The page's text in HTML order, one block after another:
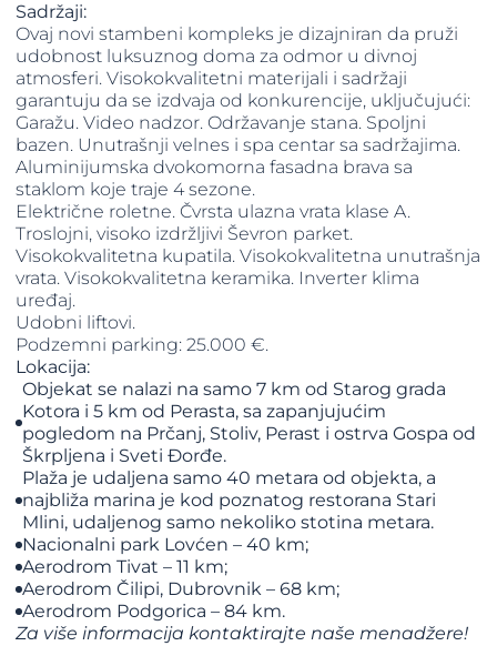
Sadržaji:
Ovaj novi stambeni kompleks je dizajniran da pruži
udobnost luksuznog doma za odmor u divnoj
atmosferi. Visokokvalitetni materijali i sadržaji
garantuju da se izdvaja od konkurencije, uključujući:
Garažu. Video nadzor. Održavanje stana. Spoljni
bazen. Unutrašnji velnes i spa centar sa sadržajima.
Aluminijumska dvokomorna fasadna brava sa
staklom koje traje 4 sezone.
Električne roletne. Čvrsta ulazna vrata klase A.
Troslojni, visoko izdržljivi Ševron parket.
Visokokvalitetna kupatila. Visokokvalitetna unutrašnja
vrata. Visokokvalitetna keramika. Inverter klima
uređaj.
Udobni liftovi.
Podzemni parking: 25.000 €.
Lokacija:
Objekat se nalazi na samo 7 km od Starog grada
Kotora i 5 km od Perasta, sa zapanjujućim
pogledom na Prčanj, Stoliv, Perast i ostrva Gospa od
Škrpljena i Sveti Đorđe.
Plaža je udaljena samo 40 metara od objekta, a
najbliža marina je kod poznatog restorana Stari
Mlini, udaljenog samo nekoliko stotina metara.
Nacionalni park Lovćen – 40 km;
Aerodrom Tivat – 11 km;
Aerodrom Čilipi, Dubrovnik – 68 km;
Aerodrom Podgorica – 84 km.
Za više informacija kontaktirajte naše menadžere!